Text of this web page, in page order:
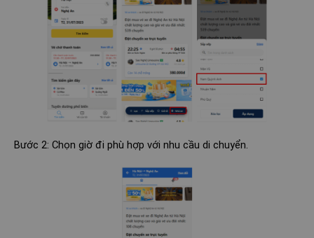
Bước 2: Chọn giờ đi phù hợp với nhu cầu di chuyển.